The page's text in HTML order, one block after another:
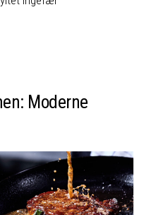
Moderne